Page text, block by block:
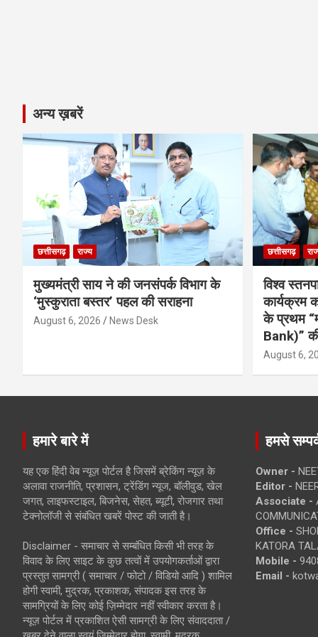
अन्य ख़बरें
छत्तीसगढ़ राज्य
मुख्यमंत्री साय ने की जनसंपर्क विभाग के
‘मुस्कुराता बस्तर’ पहल की सराहना
August 6, 2026 News Desk
छत्तीसगढ़
विश्व
कार्यक्रम
के प्रथम
Bank)”
August 6,
हमारे बारे में
यह एक हिंदी वेब न्यूज़ पोर्टल है जिसमें ब्रेकिंग न्यूज़ के
अलावा राजनीति, प्रशासन, ट्रेंडिंग न्यूज, बॉलीवुड, खेल
जगत, लाइफस्टाइल, बिजनेस, सेहत, ब्यूटी, रोजगार तथा
टेक्नोलॉजी से संबंधित खबरें पोस्ट की जाती है।
Disclaimer - समाचार से सम्बंधित किसी भी तरह के
विवाद के लिए साइट के कुछ तत्वों में उपयोगकर्ताओं द्वारा
प्रस्तुत सामग्री ( समाचार / फोटो / विडियो आदि ) शामिल
होगी स्वामी, मुद्रक, प्रकाशक, संपादक इस तरह के
सामग्रियों के लिए कोई ज़िम्मेदार नहीं स्वीकार करता है।
न्यूज़ पोर्टल में प्रकाशित ऐसी सामग्री के लिए संवाददाता /
हमसे
Owner -
Editor -
Associate -
Office -
KATORA
Mobile -
Email -